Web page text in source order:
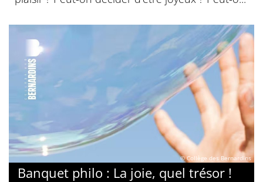
© Collège des Bernardins
Banquet philo : La joie, quel trésor !